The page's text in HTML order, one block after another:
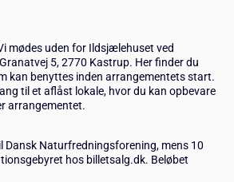
mødes uden for Ildsjælehuset ved
5, 2770 Kastrup. Her finder du
kan benyttes inden arrangementets start.
til et aflåst lokale, hvor du kan opbevare
arrangementet.
Dansk Naturfredningsforening, mens 10
hos billetsalg.dk. Beløbet